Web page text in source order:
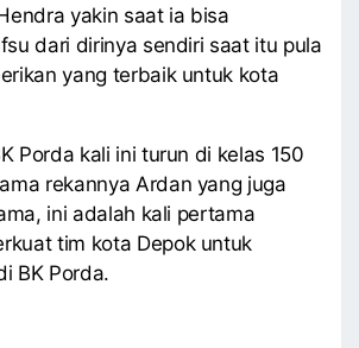
yakin saat ia bisa
dari dirinya sendiri saat itu pula
yang terbaik untuk kota
Porda kali ini turun di kelas 150
rekannya Ardan yang juga
ini adalah kali pertama
tim kota Depok untuk
BK Porda.